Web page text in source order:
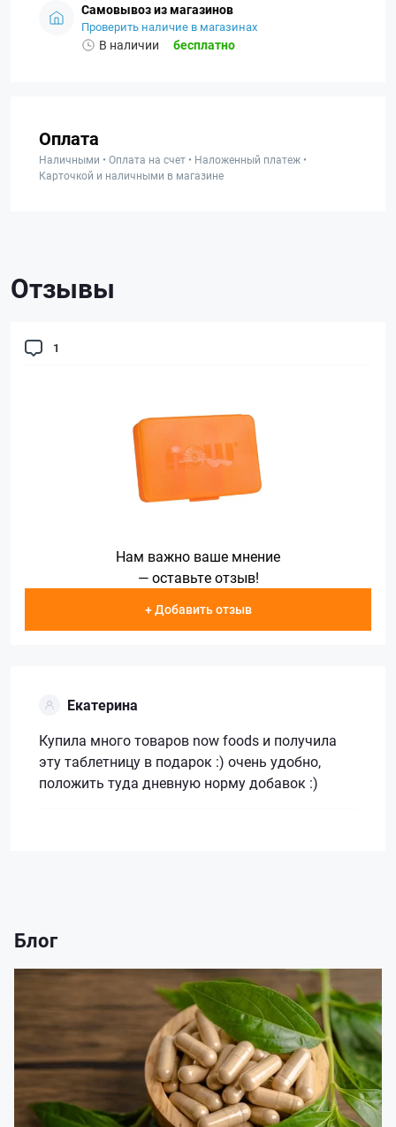
Самовывоз из магазинов
Проверить наличие в магазинах
В наличии бесплатно
Оплата
Наличными • Оплата на счет • Наложенный платеж •
Карточкой и наличными в магазине
Отзывы
1
Нам важно ваше мнение
— оставьте отзыв!
+ Добавить отзыв
Екатерина
Купила много товаров now foods и получила
эту таблетницу в подарок :) очень удобно,
положить туда дневную норму добавок :)
Блог